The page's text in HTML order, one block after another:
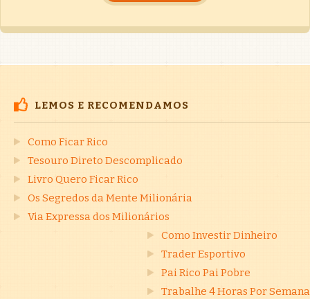
LEMOS E RECOMENDAMOS
Como Ficar Rico
Tesouro Direto Descomplicado
Livro Quero Ficar Rico
Os Segredos da Mente Milionária
Via Expressa dos Milionários
Como Investir Dinheiro
Trader Esportivo
Pai Rico Pai Pobre
Trabalhe 4 Horas Por Semana